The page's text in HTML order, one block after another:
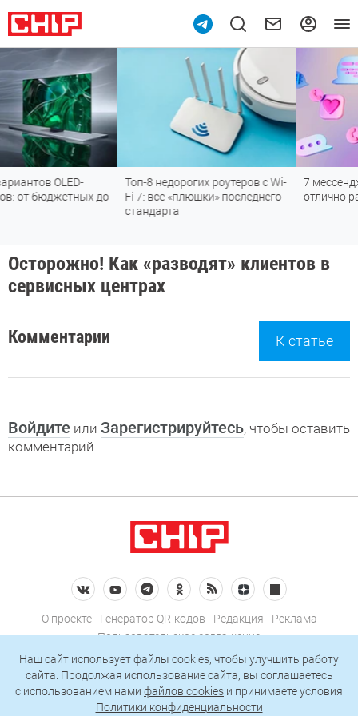
до
Топ-8 недорогих роутеров с Wi-
Fi 7: все «плюшки» последнего
7 мессенджеров, которые
отлично работают в
Осторожно! Как «разводят» клиентов в
сервисных центрах
Комментарии К статье
Войдите или Зарегистрируйтесь, чтобы оставить
комментарий
О проекте Генератор QR-кодов Редакция
Реклама
Пользовательское соглашение
Политика конфиденциальности
Подписаться на рассылку
Наш сайт использует файлы cookies, чтобы улучшить работу
сайта. Продолжая использование сайта, вы соглашаетесь
c использованием нами файлов cookies и принимаете условия
Политики конфиденциальности